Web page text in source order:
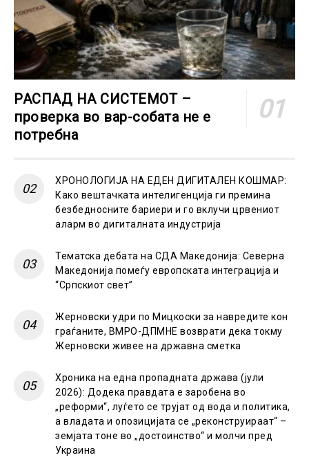
РАСПАД НА СИСТЕМОТ –
проверка во вар-собата не е
потребна
ХРОНОЛОГИЈА НА ЕДЕН ДИГИТАЛЕН КОШМАР:
Како вештачката интелигенција ги премина
безбедносните бариери и го вклучи црвениот
аларм во дигиталната индустрија
Тематска дебата на СДА Македонија: Северна
Македонија помеѓу европската интеграција и
“Српскиот свет”
Жерновски удри по Мицкоски за навредите кон
граѓаните, ВМРО-ДПМНЕ возврати дека токму
Жерновски живее на државна сметка
Хроника на една пропадната држава (јули
2026): Додека правдата е заробена во
„реформи“, луѓето се трујат од вода и политика,
а владата и опозицијата се „реконструираат“ –
земјата тоне во „достоинство“ и молчи пред
Украина